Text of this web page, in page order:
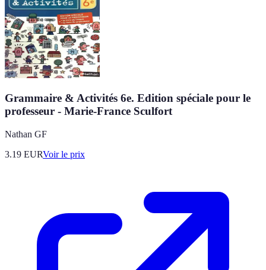
Grammaire & Activités 6e. Edition spéciale pour le
professeur - Marie-France Sculfort
Nathan GF
3.19 EURVoir le prix